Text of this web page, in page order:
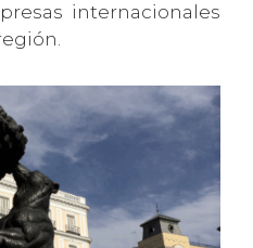
internacionales